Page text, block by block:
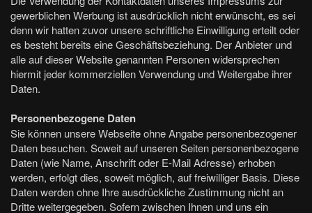
gewerblichen Werbung ist ausdrücklich nicht erwünscht, es sei
denn wir hatten zuvor unsere schriftliche Einwilligung erteilt oder
es besteht bereits eine Geschäftsbeziehung. Der Anbieter und
alle auf dieser Website genannten Personen widersprechen
hiermit jeder kommerziellen Verwendung und Weitergabe ihrer
Daten.
Personenbezogene Daten
Sie können unsere Webseite ohne Angabe personenbezogener
Daten besuchen. Soweit auf unseren Seiten personenbezogene
Daten (wie Name, Anschrift oder E-Mail Adresse) erhoben
werden, erfolgt dies, soweit möglich, auf freiwilliger Basis. Diese
Daten werden ohne Ihre ausdrückliche Zustimmung nicht an
Dritte weitergegeben. Sofern zwischen Ihnen und uns ein